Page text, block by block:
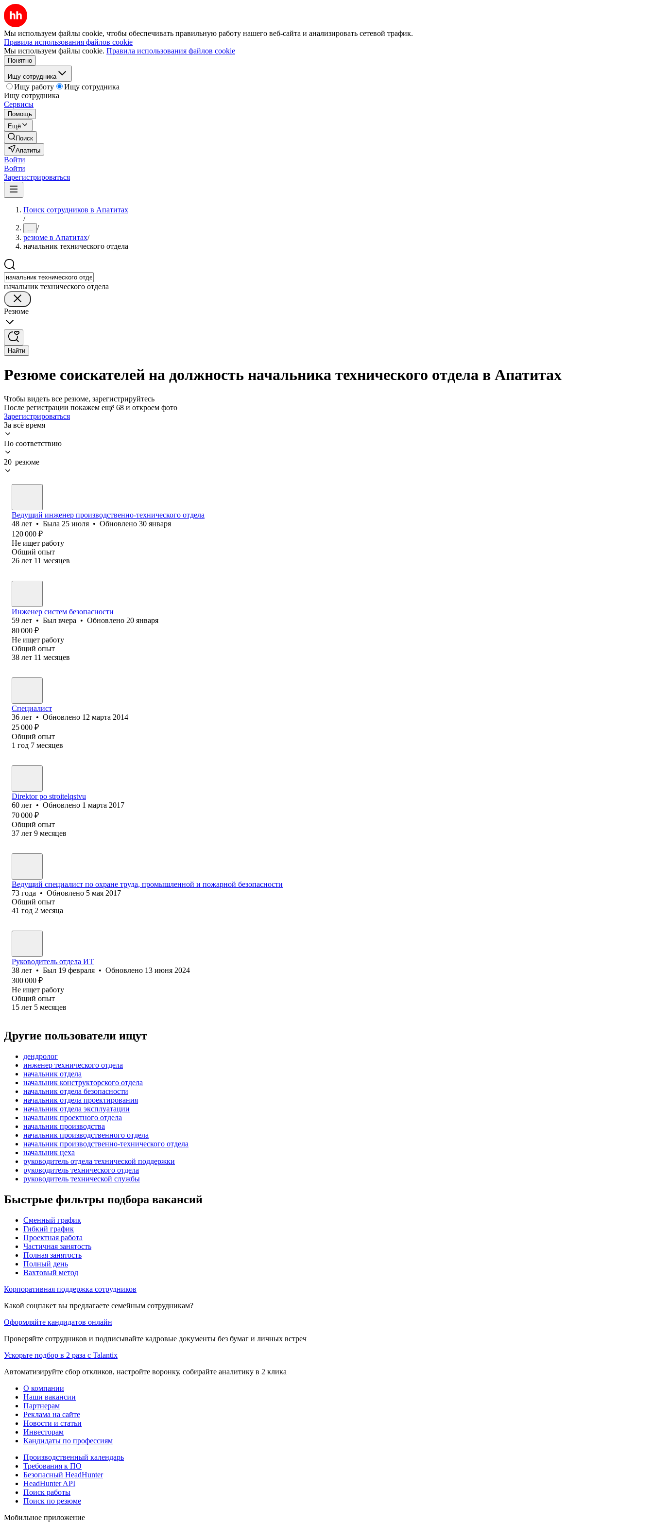
Мы используем файлы cookie, чтобы обеспечивать правильную работу нашего веб-сайта и анализировать сетевой трафик.
Правила использования файлов cookie
Мы используем файлы cookie. Правила использования файлов cookie
Понятно
Ищу сотрудника
Ищу работу
Ищу сотрудника
Ищу сотрудника
Сервисы
Помощь
Ещё
Поиск
Апатиты
Войти
Войти
Зарегистрироваться
Поиск сотрудников в Апатитах
/
... /
резюме в Апатитах/
начальник технического отдела
начальник технического отдела
Резюме
Найти
Резюме соискателей на должность начальника технического отдела в Апатитах
Чтобы видеть все резюме, зарегистрируйтесь
После регистрации покажем ещё 68 и откроем фото
Зарегистрироваться
За всё время
По соответствию
20 резюме
Ведущий инженер производственно-технического отдела
48 лет • Была 25 июля • Обновлено 30 января
120 000 ₽
Не ищет работу
Общий опыт
26 лет 11 месяцев
Инженер систем безопасности
59 лет • Был вчера • Обновлено 20 января
80 000 ₽
Не ищет работу
Общий опыт
38 лет 11 месяцев
Специалист
36 лет • Обновлено 12 марта 2014
25 000 ₽
Общий опыт
1 год 7 месяцев
Direktor po stroitelqstvu
60 лет • Обновлено 1 марта 2017
70 000 ₽
Общий опыт
37 лет 9 месяцев
Ведущий специалист по охране труда, промышленной и пожарной безопасности
73 года • Обновлено 5 мая 2017
Общий опыт
41 год 2 месяца
Руководитель отдела ИТ
38 лет • Был 19 февраля • Обновлено 13 июня 2024
300 000 ₽
Не ищет работу
Общий опыт
15 лет 5 месяцев
Другие пользователи ищут
дендролог
инженер технического отдела
начальник отдела
начальник конструкторского отдела
начальник отдела безопасности
начальник отдела проектирования
начальник отдела эксплуатации
начальник проектного отдела
начальник производства
начальник производственного отдела
начальник производственно-технического отдела
начальник цеха
руководитель отдела технической поддержки
руководитель технического отдела
руководитель технической службы
Быстрые фильтры подбора вакансий
Сменный график
Гибкий график
Проектная работа
Частичная занятость
Полная занятость
Полный день
Вахтовый метод
Корпоративная поддержка сотрудников
Какой соцпакет вы предлагаете семейным сотрудникам?
Оформляйте кандидатов онлайн
Проверяйте сотрудников и подписывайте кадровые документы без бумаг и личных встреч
Ускорьте подбор в 2 раза с Talantix
Автоматизируйте сбор откликов, настройте воронку, собирайте аналитику в 2 клика
О компании
Наши вакансии
Партнерам
Реклама на сайте
Новости и статьи
Инвесторам
Кандидаты по профессиям
Производственный календарь
Требования к ПО
Безопасный HeadHunter
HeadHunter API
Поиск работы
Поиск по резюме
Мобильное приложение